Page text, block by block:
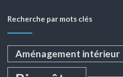
Recherche par mots clés
Aménagement intérieur